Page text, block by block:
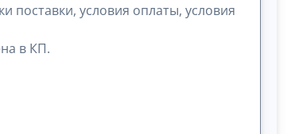
поставки, условия оплаты, условия
в КП.